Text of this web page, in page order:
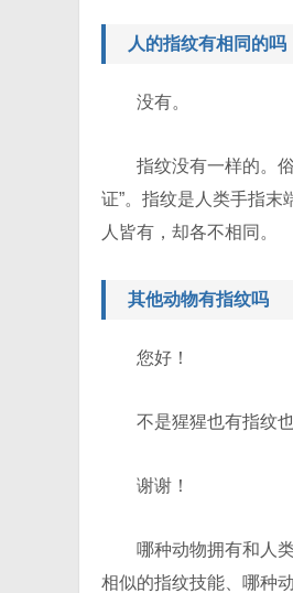
人的指纹有相同的吗
没有。
指纹没有一样的。
证”。指纹是人类手指末
人皆有，却各不相同。
其他动物有指纹吗
您好！
不是猩猩也有指纹
谢谢！
哪种动物拥有和人
相似的指纹技能、哪种